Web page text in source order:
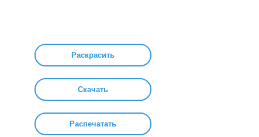
Раскрасить
Скачать
Распечатать